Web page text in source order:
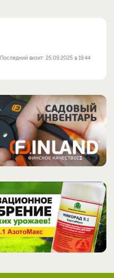
Последний визит: 25.09.2025 в 19:44